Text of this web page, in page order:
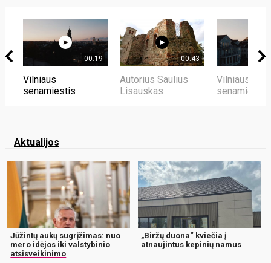
00:19
Vilniaus
senamiestis
00:43
Autorius Saulius
Lisauskas
Vilniaus
senamiestis
Aktualijos
Jūžintų aukų sugrįžimas: nuo
mero idėjos iki valstybinio
atsisveikinimo
„Biržų duona“ kviečia į
atnaujintus kepinių namus